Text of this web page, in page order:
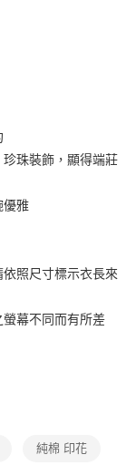
銀行
銀行
行
行
式。 讓您購物簡單
。
，可透過四大超商／
成。
珠裝飾，顯得端莊
優雅
照尺寸標示衣長來
幕不同而有所差
純棉 印花